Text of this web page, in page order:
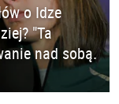
o Idze
"Ta
nad sobą.